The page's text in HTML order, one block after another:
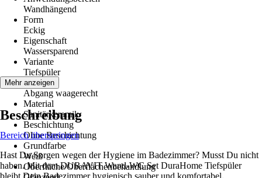
Wandhängend
Form
Eckig
Eigenschaft
Wassersparend
Variante
Tiefspüler
Abgang
Abgang waagerecht
Material
Sanitärkeramik
Beschichtung
Ohne Beschichtung
Grundfarbe
Weiß
Oberfläche/Oberflächenbehandlung
Mehr anzeigen
Beschreibung
Bereich überspringen
Hast Du Sorgen wegen der Hygiene im Badezimmer? Musst Du nicht
haben. Mit dem DURAVIT Wand-WC Set DuraHome Tiefspüler
bleibt Dein Badezimmer hygienisch sauber und komfortabel.